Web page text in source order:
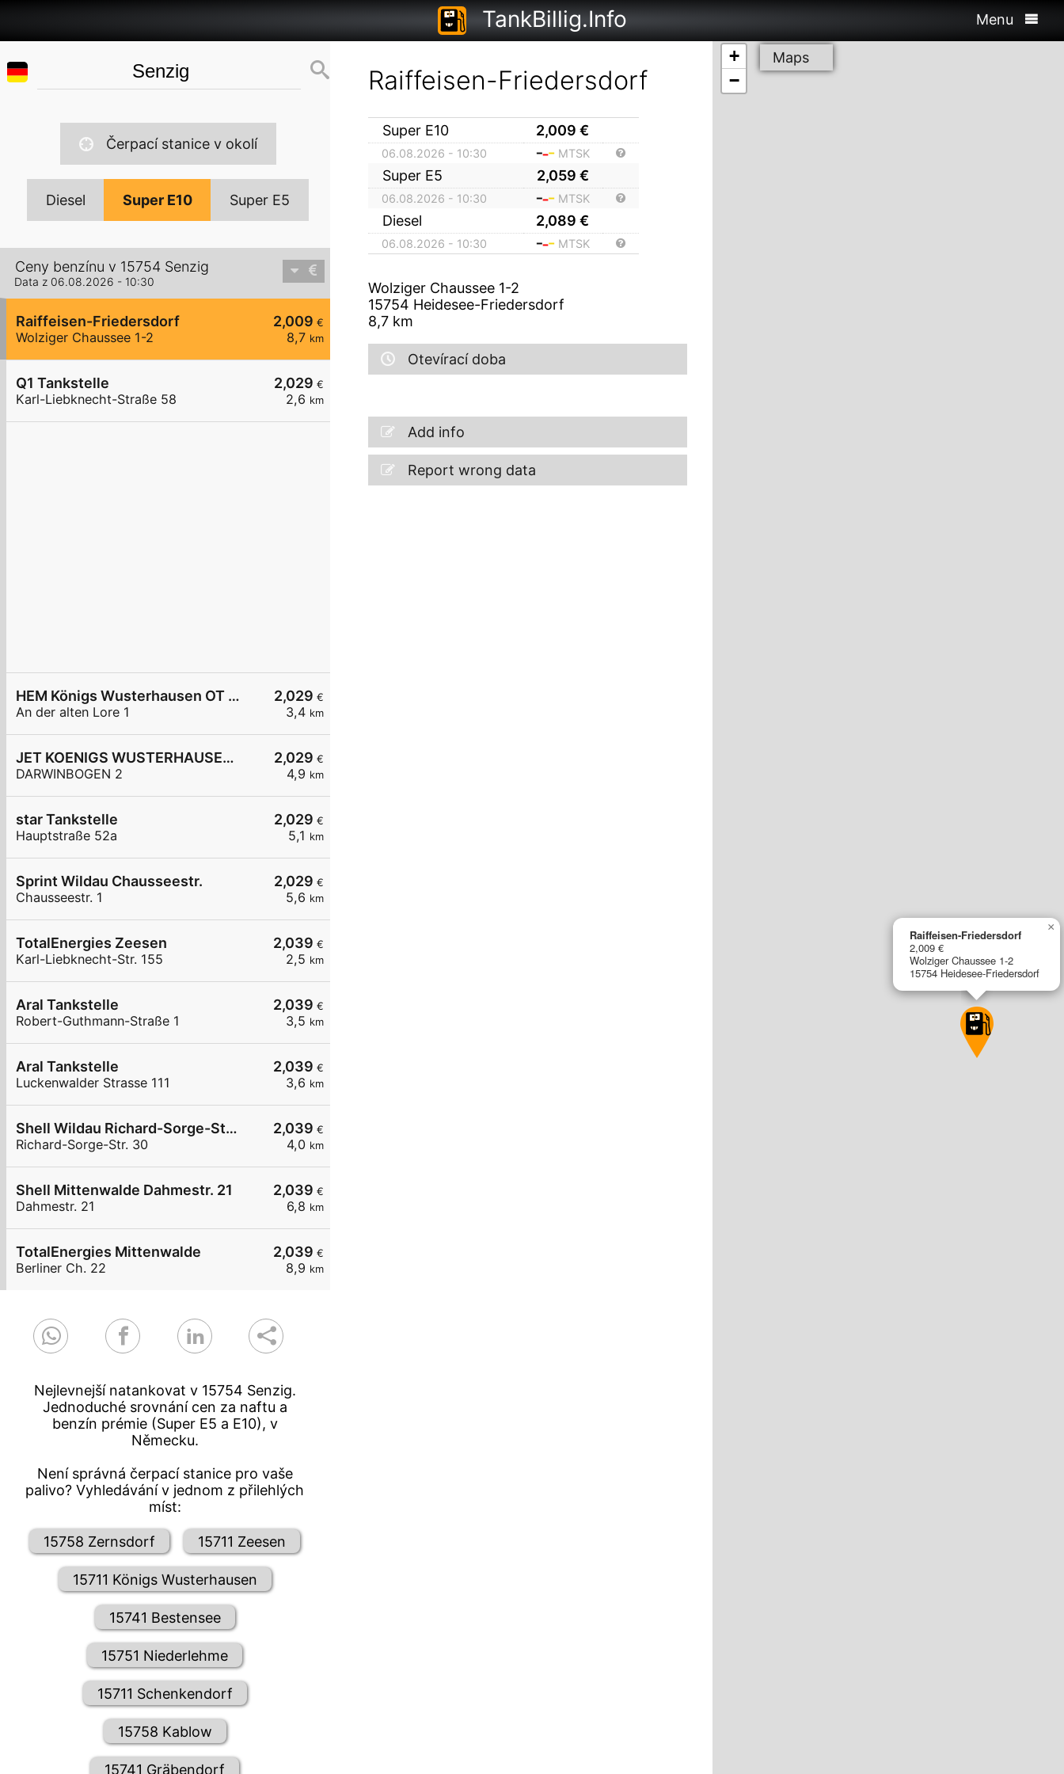
TankBillig.Info Menu
Čerpací stanice v okolí
Diesel Super E10 Super E5
Ceny benzínu v 15754 Senzig
Data z 06.08.2026 - 10:30
2,009 €
8,7 km
Raiffeisen-Friedersdorf
Wolziger Chaussee 1-2
2,029 €
2,6 km
Q1 Tankstelle
Karl-Liebknecht-Straße 58
2,029 €
3,4 km
HEM Königs Wusterhausen OT Niederlehme,
An der alten Lore 1
2,029 €
4,9 km
JET KOENIGS WUSTERHAUSEN DARWINBOGEN 2
DARWINBOGEN 2
2,029 €
5,1 km
star Tankstelle
Hauptstraße 52a
2,029 €
5,6 km
Sprint Wildau Chausseestr.
Chausseestr. 1
2,039 €
2,5 km
TotalEnergies Zeesen
Karl-Liebknecht-Str. 155
2,039 €
3,5 km
Aral Tankstelle
Robert-Guthmann-Straße 1
2,039 €
3,6 km
Aral Tankstelle
Luckenwalder Strasse 111
2,039 €
4,0 km
Shell Wildau Richard-Sorge-Str. 30
Richard-Sorge-Str. 30
2,039 €
6,8 km
Shell Mittenwalde Dahmestr. 21
Dahmestr. 21
2,039 €
8,9 km
TotalEnergies Mittenwalde
Berliner Ch. 22
Nejlevnejší natankovat v 15754 Senzig.
Jednoduché srovnání cen za naftu a
benzín prémie (Super E5 a E10), v
Německu.
Není správná čerpací stanice pro vaše
palivo? Vyhledávání v jednom z přilehlých
míst:
15758 Zernsdorf 15711 Zeesen
15711 Königs Wusterhausen
15741 Bestensee
15751 Niederlehme
15711 Schenkendorf
15758 Kablow
15741 Gräbendorf
Raiffeisen-Friedersdorf
Super E10 2,009 €
06.08.2026 - 10:30 MTSK
Super E5 2,059 €
06.08.2026 - 10:30 MTSK
Diesel 2,089 €
06.08.2026 - 10:30 MTSK
Wolziger Chaussee 1-2
15754 Heidesee-Friedersdorf
8,7km
Otevírací doba
Add info
Report wrong data
Raiffeisen-Friedersdorf
2,009 €
Wolziger Chaussee 1-2
15754 Heidesee-Friedersdorf
×
+
−
Maps